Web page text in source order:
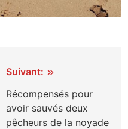
Suivant:
Récompensés pour
avoir sauvés deux
pêcheurs de la noyade